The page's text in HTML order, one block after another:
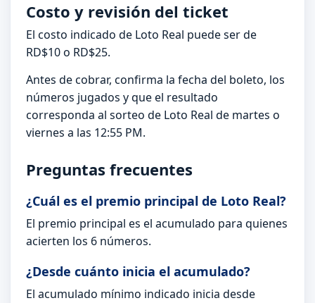
Costo y revisión del ticket
El costo indicado de Loto Real puede ser de
RD$10 o RD$25.
Antes de cobrar, confirma la fecha del boleto, los
números jugados y que el resultado
corresponda al sorteo de Loto Real de martes o
viernes a las 12:55 PM.
Preguntas frecuentes
¿Cuál es el premio principal de Loto Real?
El premio principal es el acumulado para quienes
acierten los 6 números.
¿Desde cuánto inicia el acumulado?
El acumulado mínimo indicado inicia desde